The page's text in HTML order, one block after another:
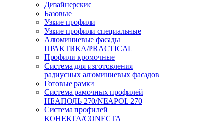
Дизайнерские
Базовые
Узкие профили
Узкие профили специальные
Алюминиевые фасады
ПРАКТИКА/PRACTICAL
Профили кромочные
Система для изготовления
радиусных алюминиевых фасадов
Готовые рамки
Система рамочных профилей
НЕАПОЛЬ 270/NEAPOL 270
Система профилей
КОНЕКТА/CONECTA